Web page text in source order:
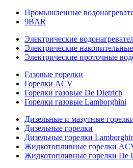
Промышленные
9BAR
Электрические
Электрические
Электрические проточные
Газовые горелки
Горелки ACV
Горелки газовые De Dietrich
Горелки газовые Lamborghini
Дизельные и мазутные
Дизельные горелки
Дизельные горелки
Жидкотопливные горелки
Жидкотопливные горелки De